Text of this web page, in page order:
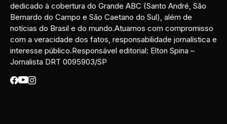
dedicado à cobertura do Grande ABC (Santo André, São
Bernardo do Campo e São Caetano do Sul), além de
notícias do Brasil e do mundo.Atuamos com compromisso
com a veracidade dos fatos, responsabilidade jornalística e
interesse público.Responsável editorial: Elton Spina –
Jornalista DRT 0095903/SP